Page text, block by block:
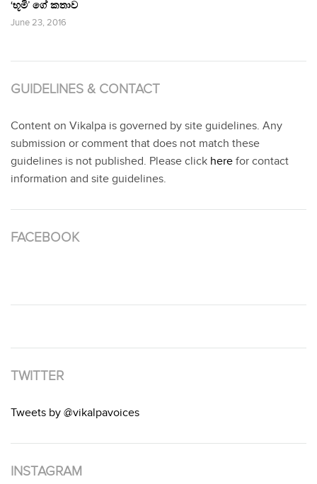
‘භූමි’ ගේ කතාව
June 23, 2016
GUIDELINES & CONTACT
Content on Vikalpa is governed by site guidelines. Any
submission or comment that does not match these
guidelines is not published. Please click here for contact
information and site guidelines.
FACEBOOK
TWITTER
Tweets by @vikalpavoices
INSTAGRAM